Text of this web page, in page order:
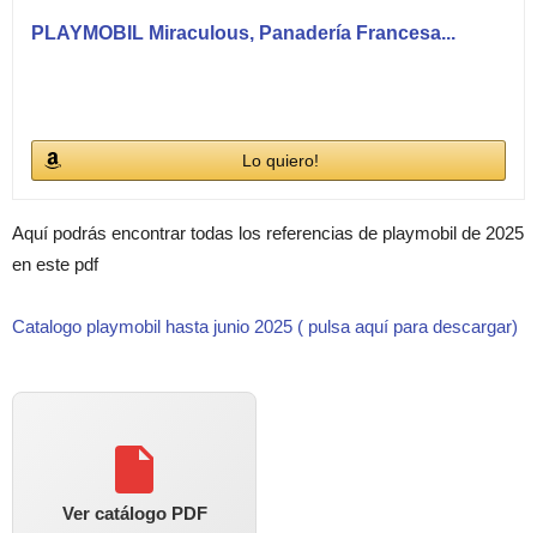
PLAYMOBIL Miraculous, Panadería Francesa...
Lo quiero!
Aquí podrás encontrar todas los referencias de playmobil de 2025
en este pdf
Catalogo playmobil hasta junio 2025 ( pulsa aquí para descargar)
Ver catálogo PDF